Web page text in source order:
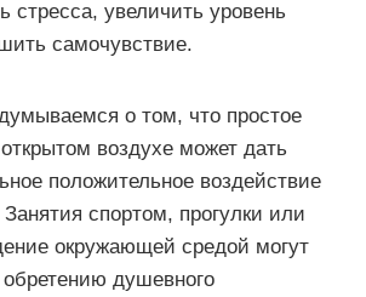
стресса, увеличить уровень
самочувствие.
о том, что простое
воздухе может дать
положительное воздействие
спортом, прогулки или
окружающей средой могут
душевного